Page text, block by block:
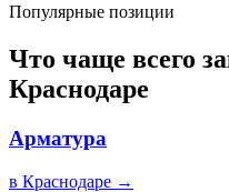
Популярные позиции
Что чаще всего
Краснодаре
Арматура
в Краснодаре →